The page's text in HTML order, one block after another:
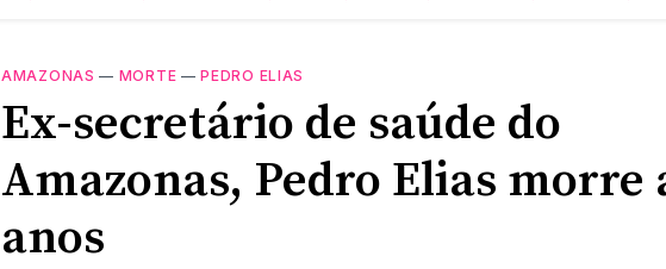
AMAZONAS — MORTE —PEDRO ELIAS
Ex-secretário de saúde do
Amazonas, Pedro Elias morre
anos